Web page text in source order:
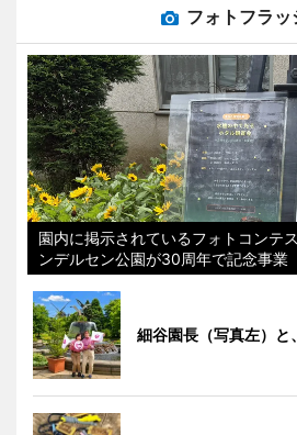
フォトフラッ
園内に掲示されているフォトコンテ
ンデルセン公園が30周年で記念事業
細谷園長（写真左）と